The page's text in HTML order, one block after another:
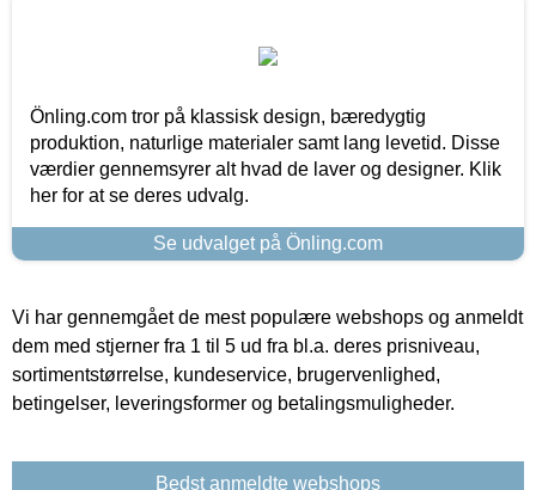
Önling.com tror på klassisk design, bæredygtig
produktion, naturlige materialer samt lang levetid. Disse
værdier gennemsyrer alt hvad de laver og designer. Klik
her for at se deres udvalg.
Se udvalget på Önling.com
Vi har gennemgået de mest populære webshops og anmeldt
dem med stjerner fra 1 til 5 ud fra bl.a. deres prisniveau,
sortimentstørrelse, kundeservice, brugervenlighed,
betingelser, leveringsformer og betalingsmuligheder.
Bedst anmeldte webshops